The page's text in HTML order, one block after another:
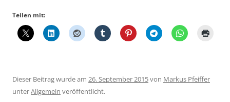
Teilen mit:
Dieser Beitrag wurde am 26. September 2015von Markus Pfeiffer
unterAllgemein veröffentlicht.